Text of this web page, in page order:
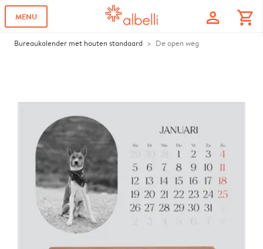
MENU profile shopping_cart
Bureaukalender met houten standaard De open weg